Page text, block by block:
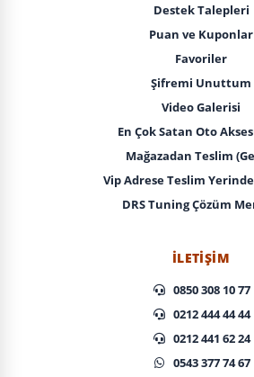
Destek Talepleri
Puan ve Kuponlar
Favoriler
Şifremi Unuttum
Video Galerisi
En Çok Satan Oto
Mağazadan Teslim
Vip Adrese Teslim
DRS Tuning Çözüm
İLETIŞIM
0850 308 10 77
0212 444 44 44
0212 441 62 24
0543 377 74 67